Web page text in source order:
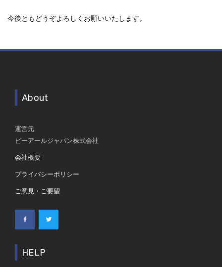
今後ともどうぞよろしくお願いいたします。
About
運営元
ピーアールジャパン株式会社
会社概要
プライバシーポリシー
ご意見・ご要望
HELP